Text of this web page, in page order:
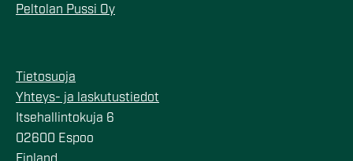
Peltolan Pussi Oy
Tietosuoja
Yhteys- ja laskutustiedot
Itsehallintokuja 6
02600 Espoo